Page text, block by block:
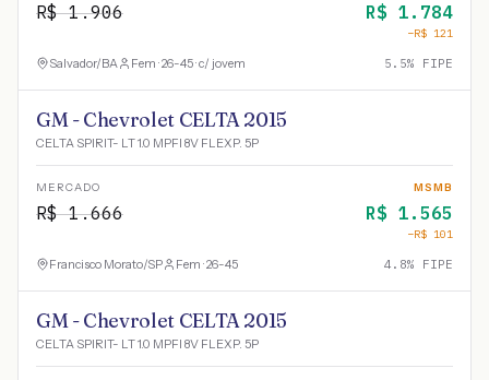
R$1.906 R$ 1.784
−R$ 121
Salvador/BA Fem · 26-45 · c/ jovem 5.5% FIPE
GM - Chevrolet CELTA 2015
CELTA SPIRIT- LT 1.0 MPFI 8V FLEXP. 5P
MERCADO
R$1.666
MSMB
R$ 1.565
−R$ 101
Francisco Morato/SP Fem · 26-45 4.8% FIPE
GM - Chevrolet CELTA 2015
CELTA SPIRIT- LT 1.0 MPFI 8V FLEXP. 5P